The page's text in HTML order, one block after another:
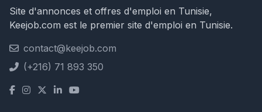
Site d'annonces et offres d'emploi en Tunisie,
Keejob.com est le premier site d'emploi en Tunisie.
contact@keejob.com
(+216) 71 893 350